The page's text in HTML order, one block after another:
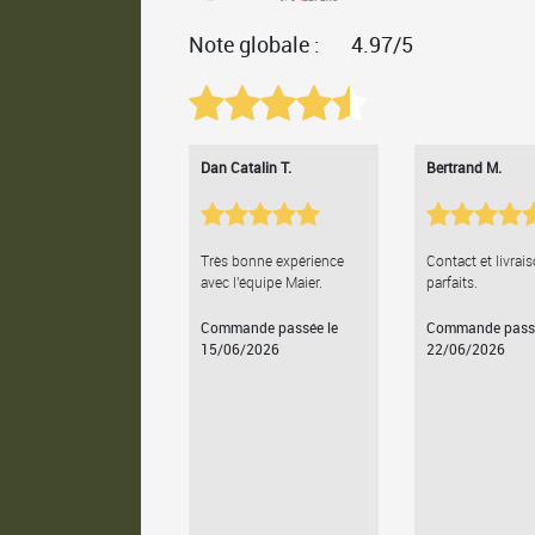
Note globale : 4.97/5
Dan Catalin T.
Très bonne expérience
avec l'équipe Maier.
Commande passée le
15/06/2026
Bertrand M.
Contact et
parfaits.
Commande
22/06/2026